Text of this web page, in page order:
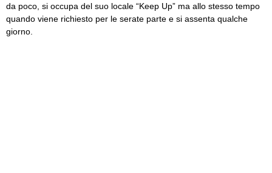
da poco, si occupa del suo locale “Keep Up” ma allo stesso tempo
quando viene richiesto per le serate parte e si assenta qualche
giorno.